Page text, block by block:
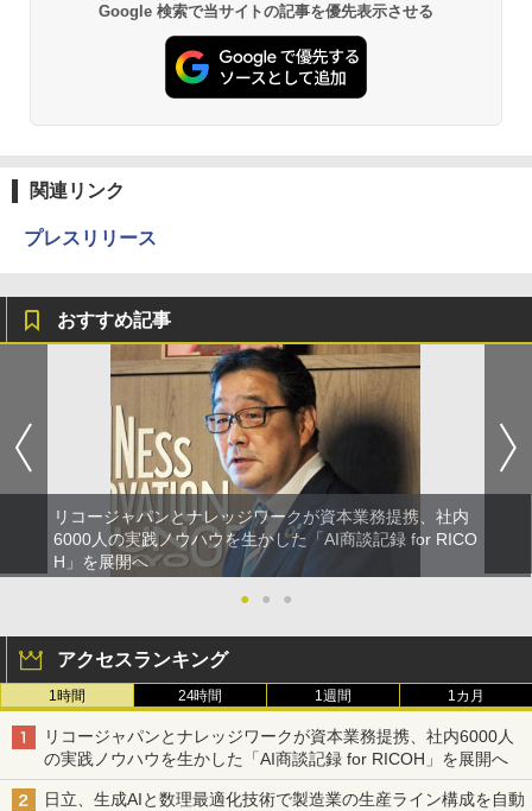
Google 検索で当サイトの記事を優先表示させる
関連リンク
プレスリリース
おすすめ記事
リコージャパンとナレッジワークが資本業務提携、社内
6000人の実践ノウハウを生かした「AI商談記録 for RICO
H」を展開へ
●
● ●
アクセスランキング
1時間 24時間 1週間 1カ月
リコージャパンとナレッジワークが資本業務提携、社内6000人
の実践ノウハウを生かした「AI商談記録 for RICOH」を展開へ
日立、生成AIと数理最適化技術で製造業の生産ライン構成を自動